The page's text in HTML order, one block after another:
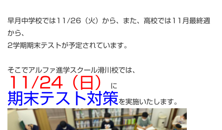
早月中学校では11/26（火）から、また、高校では11月最終週
から、
2学期期末テストが予定されています。
そこでアルファ進学スクール滑川校では、
11/24（日） に
期末テスト対策を実施いたします。